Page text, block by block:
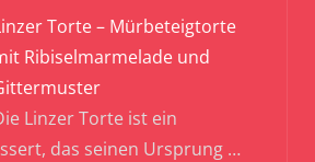
Torte – Mürbeteigtorte
Ribiselmarmelade und
Linzer Torte ist ein
das seinen Ursprung …